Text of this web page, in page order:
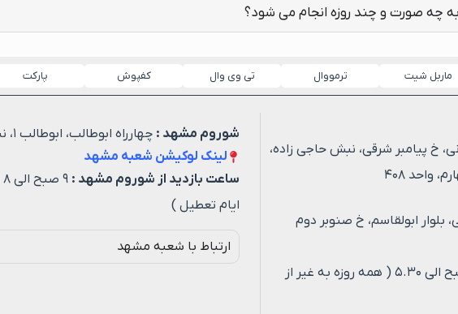
چه صورت و چند روزه انجام می شود؟
ماربل شیت ترمووال تی وی وال کفپوش پارکت
خ پیامبر شرقی، نبش حاجی زاده،
واحد ۴۰۸
بلوار ابولقاسم، خ صنوبر دوم
۹ صبح الی ۵.۳۰ ( همه روزه به غیر از
شوروم مشهد : چهارراه ابوطالب، ابوطالب ۱، نبش شهید خیاطی ۳
لینک لوکیشن شعبه مشهد
ساعت بازدید از شوروم مشهد :
ایام تعطیل )
ارتباط با شعبه مشهد